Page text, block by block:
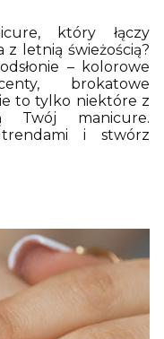
który łączy
letnią świeżością?
– kolorowe
brokatowe
to tylko niektóre z
Twój manicure.
trendami i stwórz